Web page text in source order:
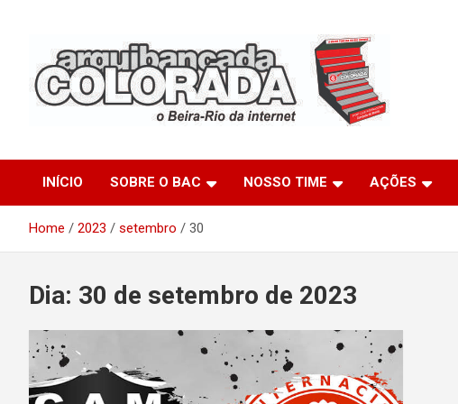
Arquibancada Colorada
INÍCIO SOBRE O BAC NOSSO TIME AÇÕES
Home 2023 setembro 30
Dia: 30 de setembro de 2023